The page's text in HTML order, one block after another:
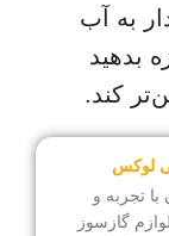
به آب
بدهید
کند.
لوکس
تجربه و
گازسوز